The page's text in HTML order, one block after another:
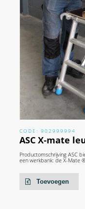
CODE: 902999994
ASC X-mate
Productomschrijving ASC
een werkbank: de X-Mate
Toevoegen